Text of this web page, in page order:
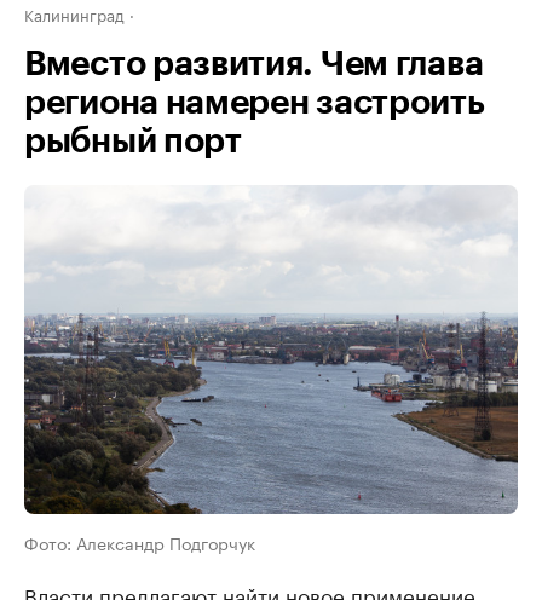
Калининград
Вместо развития. Чем глава
региона намерен застроить
рыбный порт
Фото: Александр Подгорчук